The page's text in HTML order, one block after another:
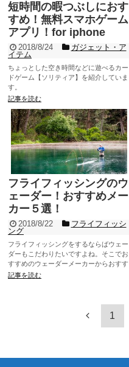
短時間の暇つぶしにおす
すめ！無料スマホゲーム
アプリ！for iphone
2018/8/24
ガジェット・ア
イテム
ちょっとした空き時間などに遊べるカー
ドゲーム【ソリティア】を紹介していま
す。
記事を読む
フライフィッシングのウ
ェーダー！おすすめメー
カー５選！
2018/8/22
フライフィッシ
ング
フライフィッシングをするならばウェー
ダーもこだわりたいですよね。そこでお
すすめのウェーダーメーカーからおすす
めモデルまで紹介しています。また、私
記事を読む
1